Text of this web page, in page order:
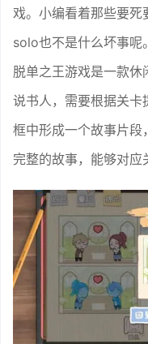
戏。小编看着那些要死
solo也不是什么坏事呢
脱单之王游戏是一款
说书人，需要根据关卡
框中形成一个故事片段
完整的故事，能够对应